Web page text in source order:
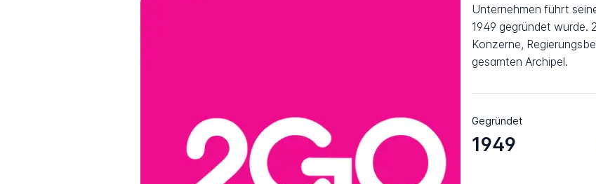
Unternehmen führt
1949 gegründet wurde.
Konzerne,
gesamten Archipel.
Gegründet
1949